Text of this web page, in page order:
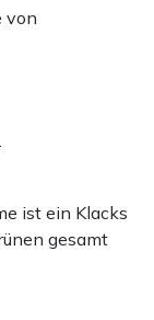
von
ist ein Klacks
gesamt